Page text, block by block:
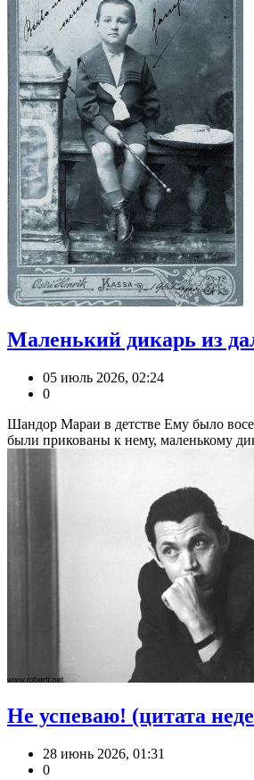
Маленький дикарь из
05 июль 2026, 02:24
0
Шандор Мараи в детстве Ему было
были прикованы к нему, маленькому
Не успеваю! (цитата
28 июнь 2026, 01:31
0